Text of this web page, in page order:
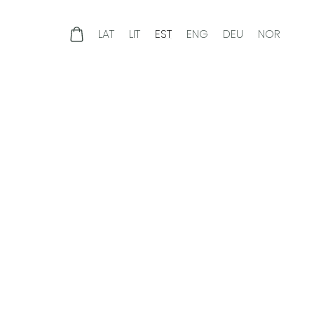
LAT LIT EST ENG DEU NOR